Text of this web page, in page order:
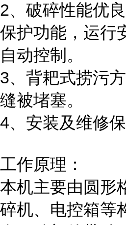
2、破碎性能优
保护功能，运行
自动控制。
3、背耙式捞污
缝被堵塞。
4、安装及维修保
工作原理：
本机主要由圆形
碎机、电控箱等